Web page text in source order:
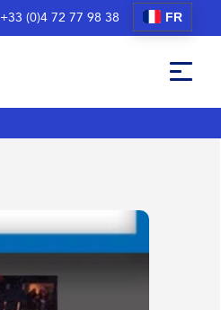
+33 (0)4 72 77 98 38 FR